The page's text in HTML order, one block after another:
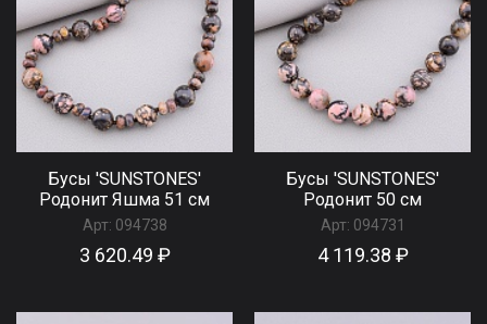
Бусы 'SUNSTONES'
Родонит Яшма 51 см
Арт: 094738
3 620.49 ₽
Бусы 'SUNSTONES'
Родонит 50 см
Арт: 094731
4 119.38 ₽